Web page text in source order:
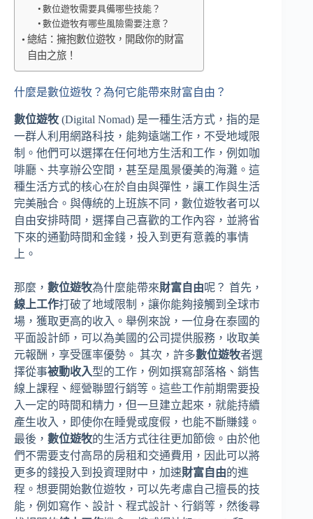
數位遊牧需要具備哪些技能？
數位遊牧有哪些風險需要注意？
總結：擁抱數位遊牧，開啟你的財富
自由之旅！
什麼是數位遊牧？為何它能帶來財富自由？
數位遊牧 (Digital Nomad) 是一種生活方式，指的是
一群人利用網路科技，能夠遠端工作，不受地域限
制。他們可以選擇在任何地方生活和工作，例如咖
啡廳、共享辦公空間，甚至是風景優美的海灘。這
種生活方式的核心在於自由與彈性，讓工作與生活
完美融合。與傳統的上班族不同，數位遊牧者可以
自由安排時間，選擇自己喜歡的工作內容，並將省
下來的通勤時間和金錢，投入到更有意義的事情
上。
那麼， 數位遊牧為什麼能帶來財富自由呢？ 首先，
線上工作打破了地域限制，讓你能夠接觸到全球市
場，獲取更高的收入。舉例來說，一位身在泰國的
平面設計師，可以為美國的公司提供服務，收取美
元報酬，享受匯率優勢。 其次，許多數位遊牧者選
擇從事被動收入型的工作，例如撰寫部落格、銷售
線上課程、經營聯盟行銷等。這些工作前期需要投
入一定的時間和精力，但一旦建立起來，就能持續
產生收入，即使你在睡覺或度假，也能不斷賺錢。
最後， 數位遊牧的生活方式往往更加節儉。由於他
們不需要支付高昂的房租和交通費用，因此可以將
更多的錢投入到投資理財中，加速財富自由的進
程。想要開始數位遊牧，可以先考慮自己擅長的技
能，例如寫作、設計、程式設計、行銷等，然後尋